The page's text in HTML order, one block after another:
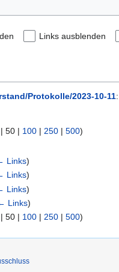
Links ausblenden
Protokolle/2023-10-11:
| 50 | 100 | 250 | 500)
Links)
Links)
Links)
Links)
| 50 | 100 | 250 | 500)